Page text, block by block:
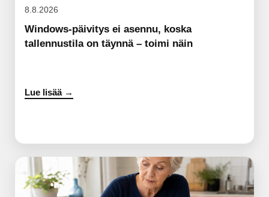
8.8.2026
Windows-päivitys ei asennu, koska
tallennustila on täynnä – toimi näin
Lue lisää →